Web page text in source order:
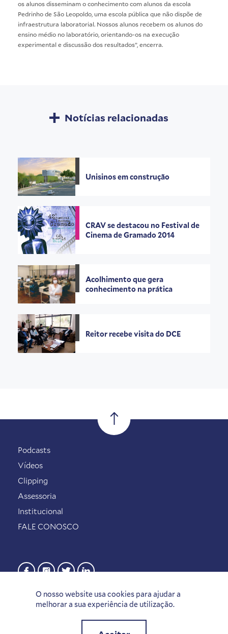
os alunos disseminam o conhecimento com alunos da escola
Pedrinho de São Leopoldo, uma escola pública que não dispõe de
infraestrutura laboratorial. Nossos alunos recebem os alunos do
ensino médio no laboratório, orientando-os na execução
experimental e discussão dos resultados”, encerra.
Notícias relacionadas
Unisinos em construção
CRAV se destacou no Festival de
Cinema de Gramado 2014
Acolhimento que gera
conhecimento na prática
Reitor recebe visita do DCE
O nosso website usa cookies para ajudar a
melhorar a sua experiência de utilização.
Podcasts
Vídeos
Clipping
Assessoria
Institucional
FALE CONOSCO